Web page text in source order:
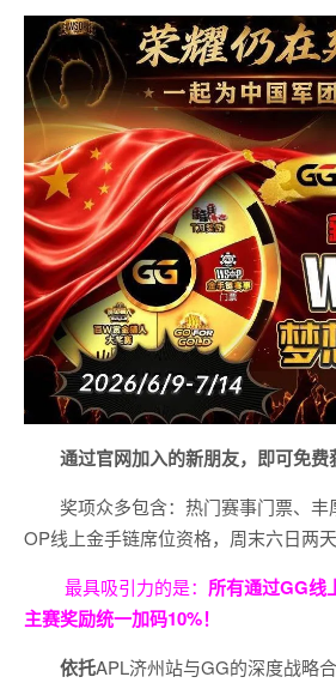
通过官网加入的新朋友，即可免
奖项众多包含：热门赛事门票、
OP线上金手链席位资格， 周末六日两
最具吸引力的是： 所有通过GG线
主赛奖励统一加码10%！
依托APL济州站与GG的深度战略